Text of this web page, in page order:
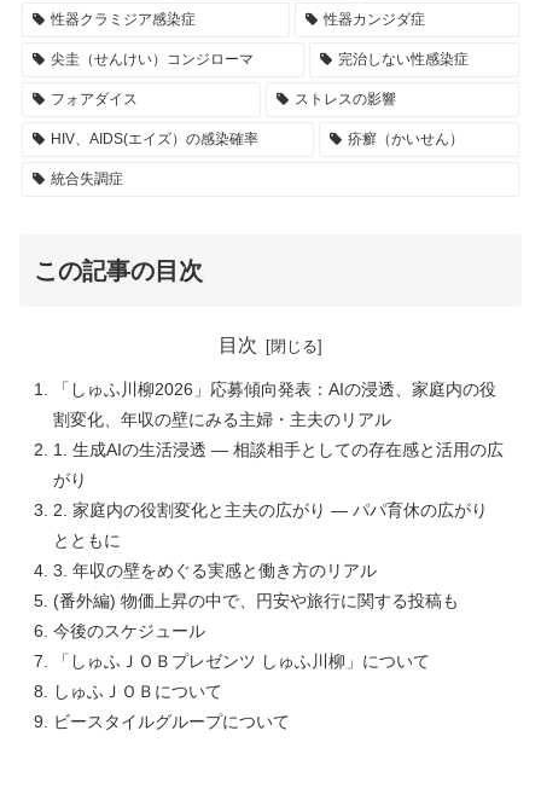
性器クラミジア感染症 性器カンジダ症
尖圭（せんけい）コンジローマ 完治しない性感染症
フォアダイス ストレスの影響
HIV、AIDS(エイズ）の感染確率 疥癬（かいせん）
統合失調症
この記事の目次
目次
「しゅふ川柳2026」応募傾向発表：AIの浸透、家庭内の役
割変化、年収の壁にみる主婦・主夫のリアル
1. 生成AIの生活浸透 ― 相談相手としての存在感と活用の広
がり
2. 家庭内の役割変化と主夫の広がり ― パパ育休の広がり
とともに
3. 年収の壁をめぐる実感と働き方のリアル
(番外編) 物価上昇の中で、円安や旅行に関する投稿も
今後のスケジュール
「しゅふＪＯＢプレゼンツ しゅふ川柳」について
しゅふＪＯＢについて
ビースタイルグループについて